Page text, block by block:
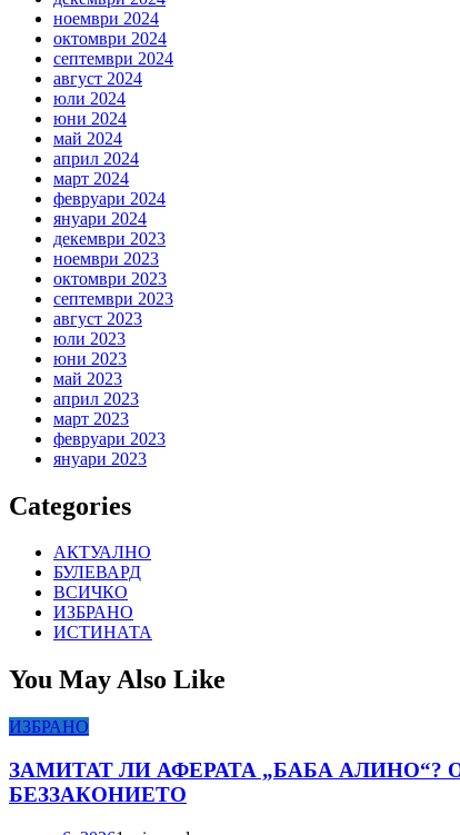
ноември 2024
октомври 2024
септември 2024
август 2024
юли 2024
юни 2024
май 2024
април 2024
март 2024
февруари 2024
януари 2024
декември 2023
ноември 2023
октомври 2023
септември 2023
август 2023
юли 2023
юни 2023
май 2023
април 2023
март 2023
февруари 2023
януари 2023
Categories
АКТУАЛНО
БУЛЕВАРД
ВСИЧКО
ИЗБРАНО
ИСТИНАТА
You May Also Like
ИЗБРАНО
ЗАМИТАТ ЛИ АФЕРАТА „БАБА
БЕЗЗАКОНИЕТО